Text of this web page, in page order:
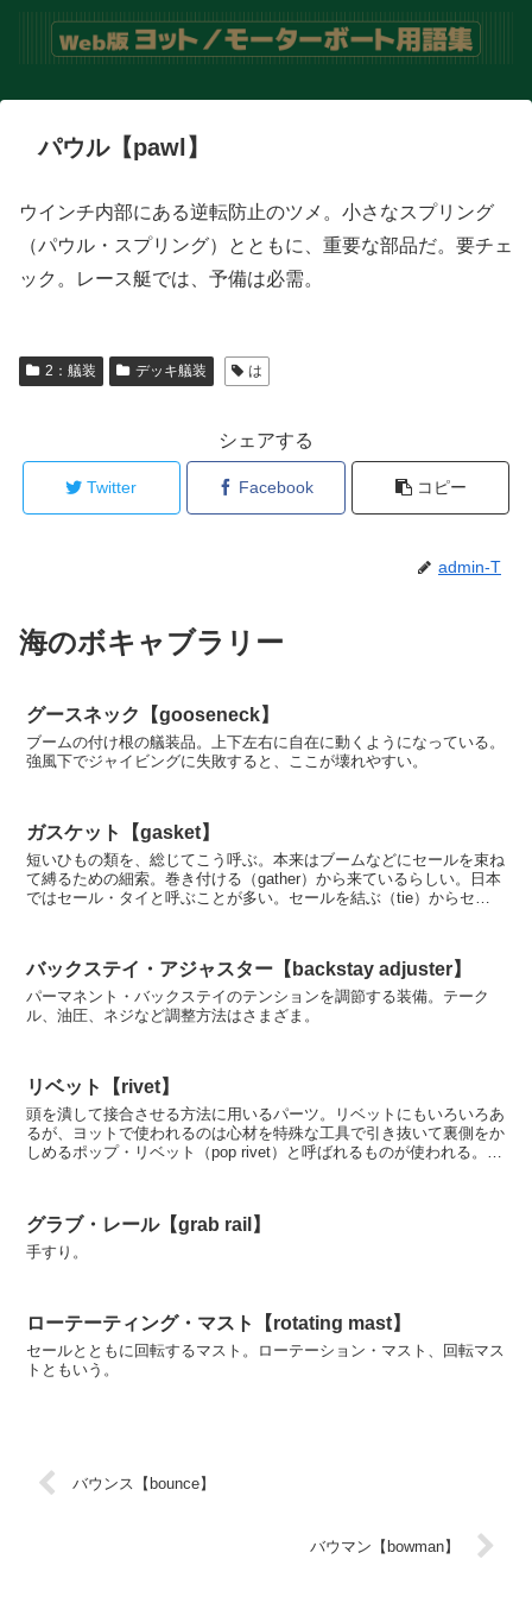
パウル【pawl】
ウインチ内部にある逆転防止のツメ。小さなスプリング
（パウル・スプリング）とともに、重要な部品だ。要チェ
ック。レース艇では、予備は必需。
2：艤装 デッキ艤装 は
シェアする
Twitter Facebook コピー
admin-T
海のボキャブラリー
グースネック【gooseneck】
ブームの付け根の艤装品。上下左右に自在に動くようになっている。
強風下でジャイビングに失敗すると、ここが壊れやすい。
ガスケット【gasket】
短いひもの類を、総じてこう呼ぶ。本来はブームなどにセールを束ね
て縛るための細索。巻き付ける（gather）から来ているらしい。日本
ではセール・タイと呼ぶことが多い。セールを結ぶ（tie）からセー
バックステイ・アジャスター【backstay adjuster】
パーマネント・バックステイのテンションを調節する装備。テーク
ル、油圧、ネジなど調整方法はさまざま。
リベット【rivet】
頭を潰して接合させる方法に用いるパーツ。リベットにもいろいろあ
るが、ヨットで使われるのは心材を特殊な工具で引き抜いて裏側をか
しめるポップ・リベット（pop rivet）と呼ばれるものが使われる。マ
グラブ・レール【grab rail】
手すり。
ローテーティング・マスト【rotating mast】
セールとともに回転するマスト。ローテーション・マスト、回転マス
トともいう。
バウンス【bounce】
バウマン【bowman】